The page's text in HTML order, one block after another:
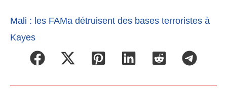
Mali : les FAMa détruisent des bases terroristes à
Kayes